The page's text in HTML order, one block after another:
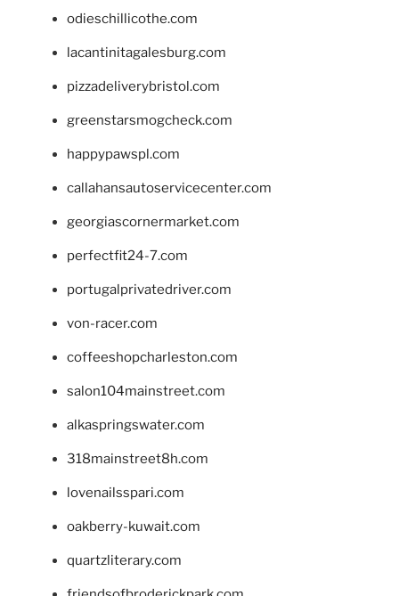
odieschillicothe.com
lacantinitagalesburg.com
pizzadeliverybristol.com
greenstarsmogcheck.com
happypawspl.com
callahansautoservicecenter.com
georgiascornermarket.com
perfectfit24-7.com
portugalprivatedriver.com
von-racer.com
coffeeshopcharleston.com
salon104mainstreet.com
alkaspringswater.com
318mainstreet8h.com
lovenailsspari.com
oakberry-kuwait.com
quartzliterary.com